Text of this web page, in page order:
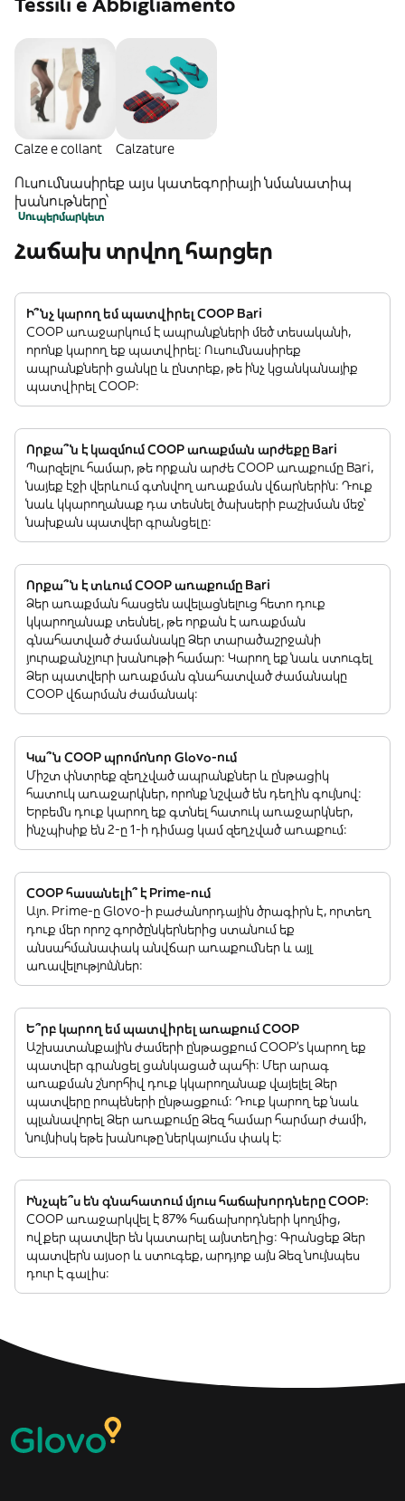
Calze e collant Calzature
Ուսումնասիրեք այս կատեգորիայի նմանատիպ
խանութները՝
Սուպերմարկետ
Հաճախ տրվող հարցեր
Ի՞նչ կարող եմ պատվիրել COOP Bari
COOP առաջարկում է ապրանքների մեծ տեսականի,
որոնք կարող եք պատվիրել: Ուսումնասիրեք
ապրանքների ցանկը և ընտրեք, թե ինչ կցանկանայիք
պատվիրել COOP:
Որքա՞ն է կազմում COOP առաքման արժեքը Bari
Պարզելու համար, թե որքան արժե COOP առաքումը Bari,
նայեք էջի վերևում գտնվող առաքման վճարներին: Դուք
նաև կկարողանաք դա տեսնել ծախսերի բաշխման մեջ՝
նախքան պատվեր գրանցելը:
Որքա՞ն է տևում COOP առաքումը Bari
Ձեր առաքման հասցեն ավելացնելուց հետո դուք
կկարողանաք տեսնել, թե որքան է առաքման
գնահատված ժամանակը Ձեր տարածաշրջանի
յուրաքանչյուր խանութի համար: Կարող եք նաև ստուգել
Ձեր պատվերի առաքման գնահատված ժամանակը
COOP վճարման ժամանակ:
Կա՞ն COOP պրոմոնոր Glovo-ում
Միշտ փնտրեք զեղչված ապրանքներ և ընթացիկ
հատուկ առաջարկներ, որոնք նշված են դեղին գույնով:
Երբեմն դուք կարող եք գտնել հատուկ առաջարկներ,
ինչպիսիք են 2-ը 1-ի դիմաց կամ զեղչված առաքում:
COOP հասանելի՞ է Prime-ում
Այո. Prime-ը Glovo-ի բաժանորդային ծրագիրն է, որտեղ
դուք մեր որոշ գործընկերներից ստանում եք
անսահմանափակ անվճար առաքումներ և այլ
առավելություններ:
Ե՞րբ կարող եմ պատվիրել առաքում COOP
Աշխատանքային ժամերի ընթացքում COOP’s կարող եք
պատվեր գրանցել ցանկացած պահի: Մեր արագ
առաքման շնորհիվ դուք կկարողանաք վայելել Ձեր
պատվերը րոպեների ընթացքում: Դուք կարող եք նաև
պլանավորել Ձեր առաքումը Ձեզ համար հարմար ժամի,
նույնիսկ եթե խանութը ներկայումս փակ է:
Ինչպե՞ս են գնահատում մյուս հաճախորդները COOP:
COOP առաջարկվել է 87% հաճախորդների կողմից,
ովքեր պատվեր են կատարել այնտեղից: Գրանցեք Ձեր
պատվերն այսօր և ստուգեք, արդյոք այն Ձեզ նույնպես
դուր է գալիս: